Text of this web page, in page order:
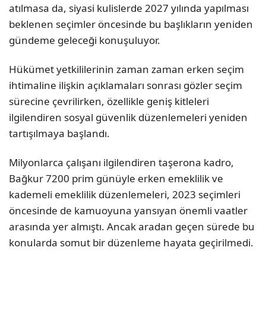
atılmasa da, siyasi kulislerde 2027 yılında yapılması
beklenen seçimler öncesinde bu başlıkların yeniden
gündeme geleceği konuşuluyor.
Hükümet yetkililerinin zaman zaman erken seçim
ihtimaline ilişkin açıklamaları sonrası gözler seçim
sürecine çevrilirken, özellikle geniş kitleleri
ilgilendiren sosyal güvenlik düzenlemeleri yeniden
tartışılmaya başlandı.
Milyonlarca çalışanı ilgilendiren taşerona kadro,
Bağkur 7200 prim günüyle erken emeklilik ve
kademeli emeklilik düzenlemeleri, 2023 seçimleri
öncesinde de kamuoyuna yansıyan önemli vaatler
arasında yer almıştı. Ancak aradan geçen sürede bu
konularda somut bir düzenleme hayata geçirilmedi.